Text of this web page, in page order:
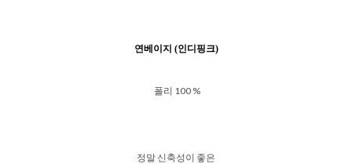
연베이지 (인디핑크)
폴리 100 %
정말 신축성이 좋은